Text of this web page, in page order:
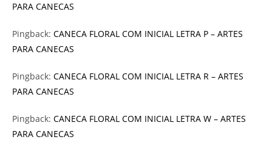
PARA CANECAS
Pingback: CANECA FLORAL COM INICIAL LETRA P – ARTES
PARA CANECAS
Pingback: CANECA FLORAL COM INICIAL LETRA R – ARTES
PARA CANECAS
Pingback: CANECA FLORAL COM INICIAL LETRA W – ARTES
PARA CANECAS